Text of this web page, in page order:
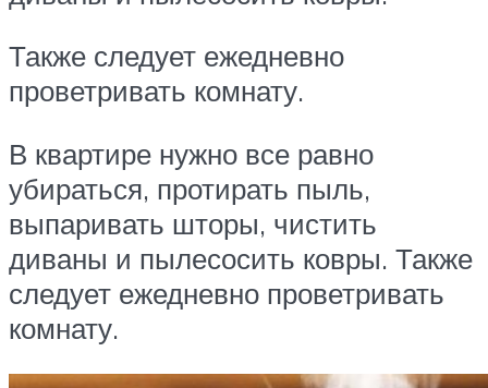
Также следует ежедневно
проветривать комнату.
В квартире нужно все равно
убираться, протирать пыль,
выпаривать шторы, чистить
диваны и пылесосить ковры. Также
следует ежедневно проветривать
комнату.